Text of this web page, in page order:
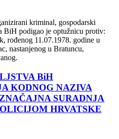
kriminal, gospodarski
podigao je optužnicu protiv:
rođenog 11.07.1978. godine u
nastanjenog u Bratuncu,
BiH
KODNOG NAZIVA
SURADNJA
HRVATSKE